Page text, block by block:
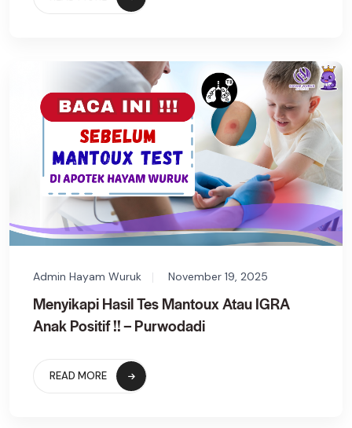
Admin Hayam Wuruk November 19, 2025
Menyikapi Hasil Tes Mantoux Atau IGRA
Anak Positif !! – Purwodadi
READ MORE